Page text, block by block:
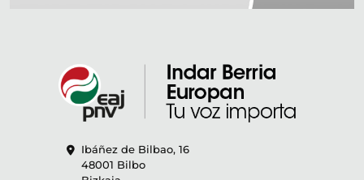
Ibáñez de Bilbao, 16
48001 Bilbo